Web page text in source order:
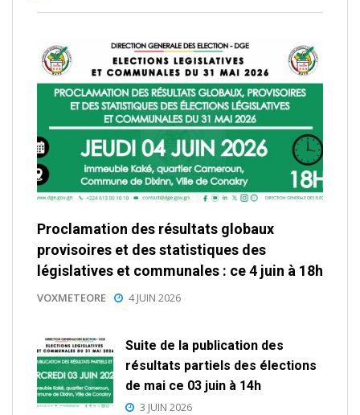
Proclamation des résultats globaux
provisoires et des statistiques des
législatives et communales : ce 4 juin à 18h
VOXMETEORE 4 JUIN 2026
Suite de la publication des
résultats partiels des élections
de mai ce 03 juin à 14h
3 JUIN 2026